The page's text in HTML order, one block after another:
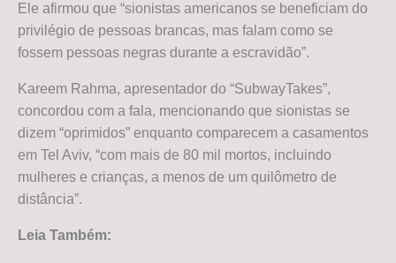
Ele afirmou que “sionistas americanos se beneficiam do
privilégio de pessoas brancas, mas falam como se
fossem pessoas negras durante a escravidão”.
Kareem Rahma, apresentador do “SubwayTakes”,
concordou com a fala, mencionando que sionistas se
dizem “oprimidos” enquanto comparecem a casamentos
em Tel Aviv, “com mais de 80 mil mortos, incluindo
mulheres e crianças, a menos de um quilômetro de
distância”.
Leia Também: